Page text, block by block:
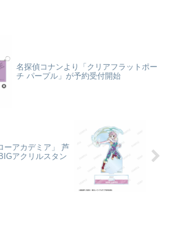
名探偵コナンより「クリアフラットポー
チ パープル」が予約受付開始
ーアカデミア」 芦
アクリルスタン